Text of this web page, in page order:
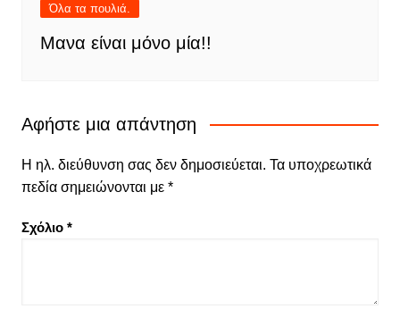
Όλα τα πουλιά.
Μανα είναι μόνο μία!!
Αφήστε μια απάντηση
Η ηλ. διεύθυνση σας δεν δημοσιεύεται. Τα υποχρεωτικά
πεδία σημειώνονται με *
Σχόλιο *